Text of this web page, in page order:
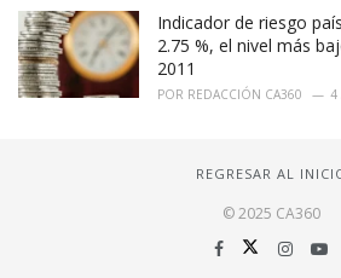
Indicador de riesgo
2.75 %, el nivel más
2011
POR REDACCIÓN CA360 4
REGRESAR AL
© 2025 CA360